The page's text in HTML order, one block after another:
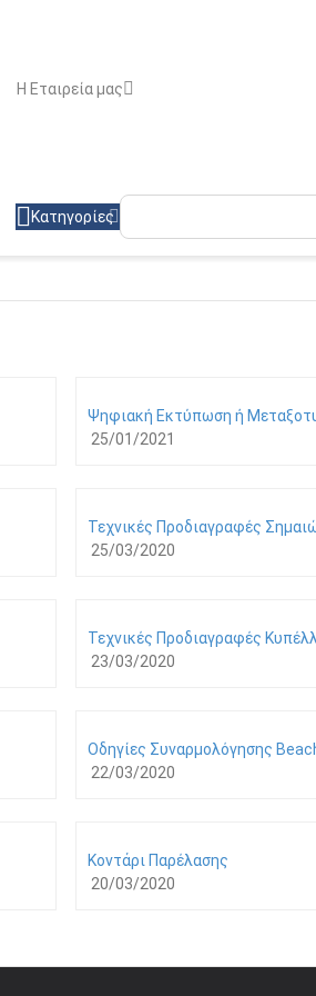
Η Εταιρεία μας
Κατηγορίες
Ψηφιακή Εκτύπωση ή
25/01/2021
Τεχνικές Προδιαγραφές
25/03/2020
Τεχνικές Προδιαγραφές
23/03/2020
Οδηγίες Συναρμολόγησης
22/03/2020
Κοντάρι Παρέλασης
20/03/2020